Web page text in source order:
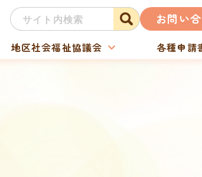
お問い
地区社会福祉協議会 各種申請